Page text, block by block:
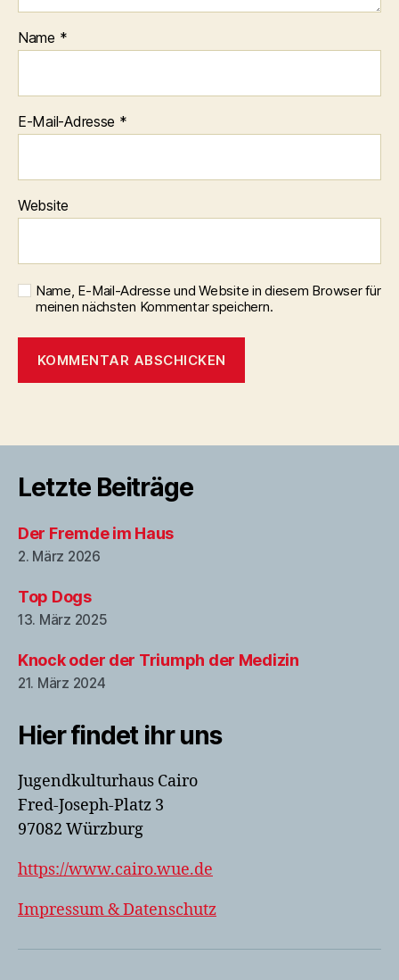
Name *
E-Mail-Adresse *
Website
Name, E-Mail-Adresse und Website in diesem Browser für
meinen nächsten Kommentar speichern.
Letzte Beiträge
Der Fremde im Haus
2. März 2026
Top Dogs
13. März 2025
Knock oder der Triumph der Medizin
21. März 2024
Hier findet ihr uns
Jugendkulturhaus Cairo
Fred-Joseph-Platz 3
97082 Würzburg
https://www.cairo.wue.de
Impressum & Datenschutz